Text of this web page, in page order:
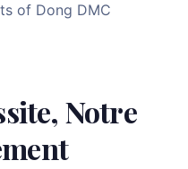
of Dong DMC
Notre